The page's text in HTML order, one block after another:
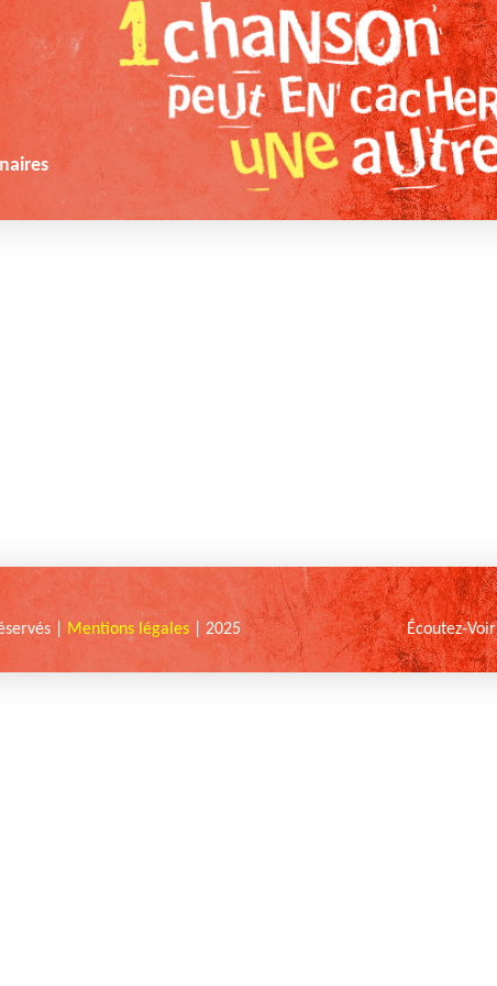
| Mentions légales | 2025 Écoutez-Voir